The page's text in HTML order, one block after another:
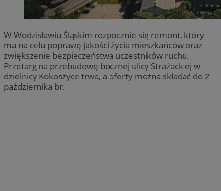
W Wodzisławiu Śląskim rozpocznie się remont, który
ma na celu poprawę jakości życia mieszkańców oraz
zwiększenie bezpieczeństwa uczestników ruchu.
Przetarg na przebudowę bocznej ulicy Strażackiej w
dzielnicy Kokoszyce trwa, a oferty można składać do 2
października br.